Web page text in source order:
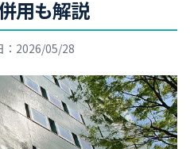
用も解説
：2026/05/28